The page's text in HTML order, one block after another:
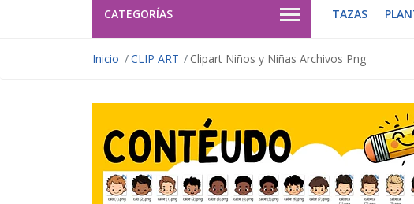
CATEGORÍAS TAZAS
Inicio CLIP ART Clipart Niños y Niñas Archivos Png